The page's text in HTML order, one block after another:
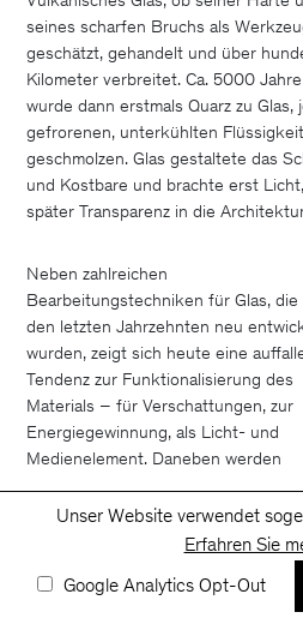
seines scharfen Bruchs als
geschätzt, gehandelt und über
Kilometer verbreitet. Ca. 5000 Jahre
wurde dann erstmals Quarz zu Glas,
gefrorenen, unterkühlten
geschmolzen. Glas gestaltete das
und Kostbare und brachte erst Licht,
später Transparenz in die
Neben zahlreichen
Bearbeitungstechniken für Glas, die
den letzten Jahrzehnten neu
wurden, zeigt sich heute eine
Tendenz zur Funktionalisierung des
Materials – für Verschattungen, zur
Energiegewinnung, als Licht- und
Medienelement. Daneben werden
konstruktiv und bauphysikalisch die
Grenzen des Materials ausgelotet.
Die OFROOM Sonderausstellung zur
Unser Website verwendet
Erfahren Sie
Google Analytics Opt-Out